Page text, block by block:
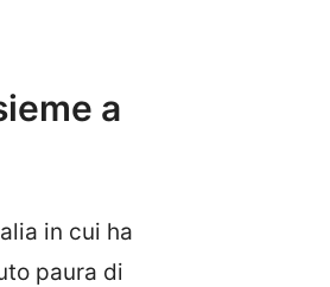
a
in cui ha
paura di